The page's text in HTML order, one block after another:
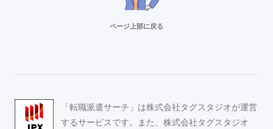
事務求人が豊富！
ページ上部に戻る
「転職派遣サーチ」は株式会社タグスタジオが運営
するサービスです。また、株式会社タグスタジオ